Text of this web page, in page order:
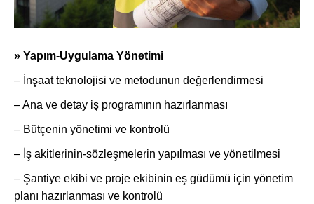
» Yapım-Uygulama Yönetimi
– İnşaat teknolojisi ve metodunun değerlendirmesi
– Ana ve detay iş programının hazırlanması
– Bütçenin yönetimi ve kontrolü
– İş akitlerinin-sözleşmelerin yapılması ve yönetilmesi
– Şantiye ekibi ve proje ekibinin eş güdümü için yönetim
planı hazırlanması ve kontrolü